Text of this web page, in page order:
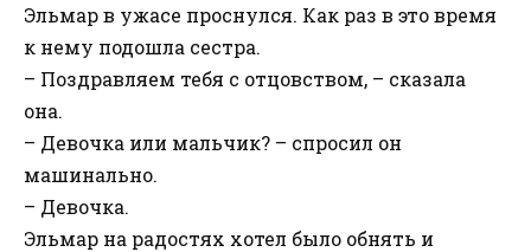
Эльмар в ужасе проснулся. Как раз в это время
к нему подошла сестра.
– Поздравляем тебя с отцовством, – сказала
она.
– Девочка или мальчик? – спросил он
машинально.
– Девочка.
Эльмар на радостях хотел было обнять и